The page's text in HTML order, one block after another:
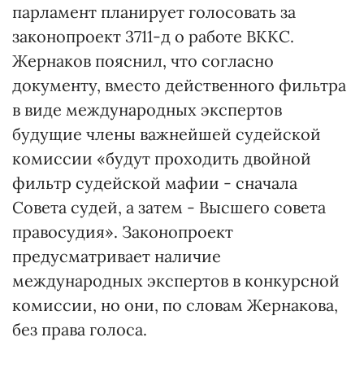
парламент планирует голосовать за
законопроект 3711-д о работе ВККС.
Жернаков пояснил, что согласно
документу, вместо действенного фильтра
в виде международных экспертов
будущие члены важнейшей судейской
комиссии «будут проходить двойной
фильтр судейской мафии - сначала
Совета судей, а затем - Высшего совета
правосудия». Законопроект
предусматривает наличие
международных экспертов в конкурсной
комиссии, но они, по словам Жернакова,
без права голоса.